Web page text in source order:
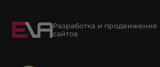
Разработка и продвижение
сайтов